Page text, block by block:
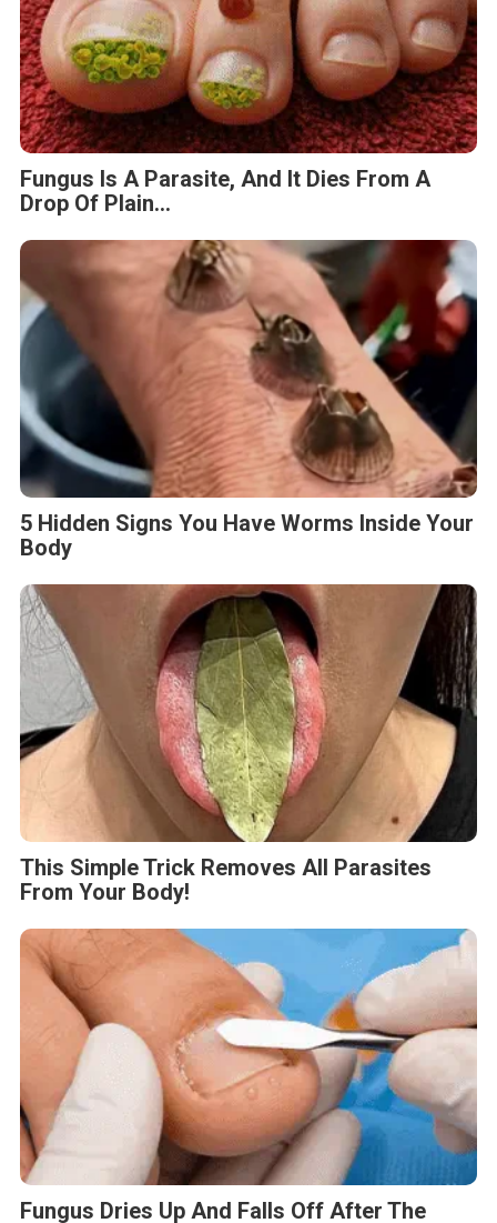
Fungus Is A Parasite, And It Dies From A
Drop Of Plain...
5 Hidden Signs You Have Worms Inside Your
Body
This Simple Trick Removes All Parasites
From Your Body!
Fungus Dries Up And Falls Off After The